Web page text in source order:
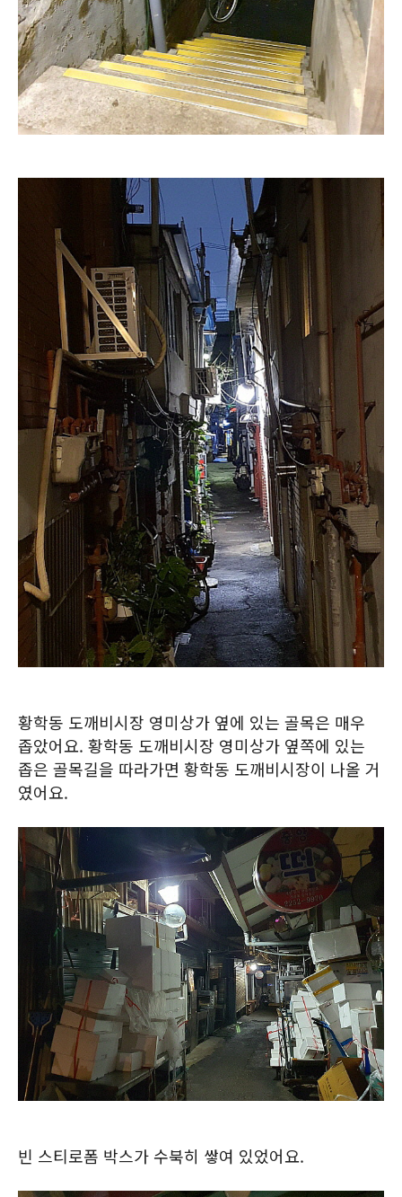
황학동 도깨비시장 영미상가 옆에 있는 골목은 매우
좁았어요. 황학동 도깨비시장 영미상가 옆쪽에 있는
좁은 골목길을 따라가면 황학동 도깨비시장이 나올 거
였어요.
빈 스티로폼 박스가 수북히 쌓여 있었어요.